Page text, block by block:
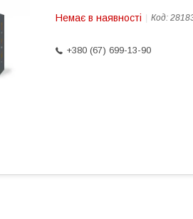
Немає в наявності Код:
+380 (67) 699-13-90